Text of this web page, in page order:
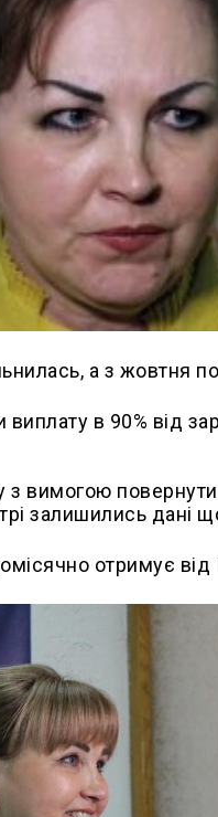
а з жовтня
в 90% від
з вимогою
залишились дані
отримує